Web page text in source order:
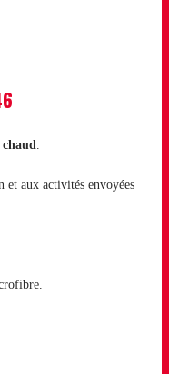
.
aux activités envoyées